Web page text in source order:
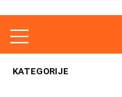
KATEGORIJE